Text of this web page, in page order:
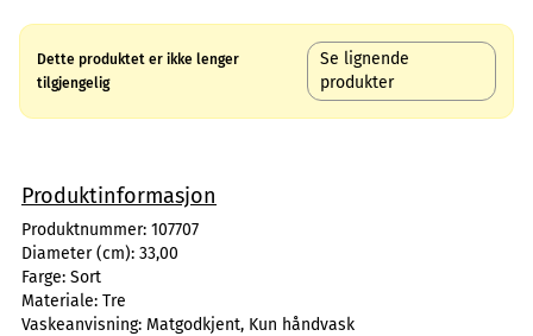
Dette produktet er ikke lenger
tilgjengelig
Se lignende
produkter
Produktinformasjon
Produktnummer: 107707
Diameter (cm): 33,00
Farge: Sort
Materiale: Tre
Vaskeanvisning: Matgodkjent, Kun håndvask